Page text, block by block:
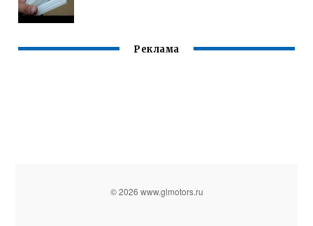
Реклама
© 2026 www.glmotors.ru